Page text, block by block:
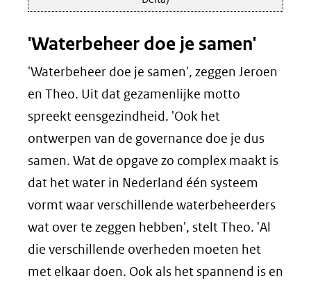
'Waterbeheer doe je samen'
'Waterbeheer doe je samen', zeggen Jeroen
en Theo. Uit dat gezamenlijke motto
spreekt eensgezindheid. 'Ook het
ontwerpen van de governance doe je dus
samen. Wat de opgave zo complex maakt is
dat het water in Nederland één systeem
vormt waar verschillende waterbeheerders
wat over te zeggen hebben', stelt Theo. 'Al
die verschillende overheden moeten het
met elkaar doen. Ook als het spannend is en